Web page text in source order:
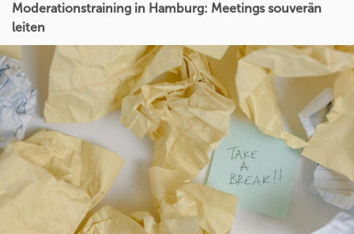
Moderationstraining in Hamburg: Meetings souverän
leiten